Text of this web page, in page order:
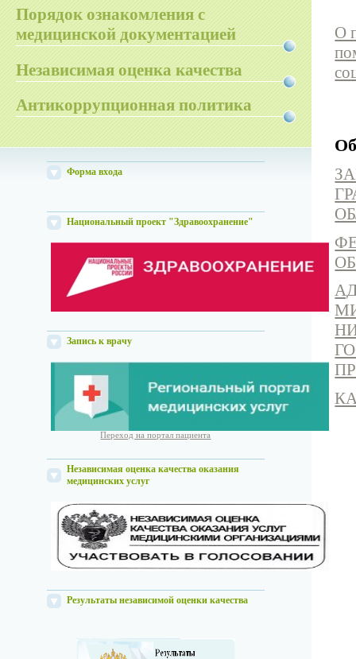
Порядок ознакомления с
медицинской документацией
Независимая оценка качества
Антикоррупционная политика
Форма входа
Национальный проект "Здравоохранение"
Запись к врачу
Переход на портал пациента
Независимая оценка качества оказания
медицинских услуг
Результаты независимой оценки качества
О